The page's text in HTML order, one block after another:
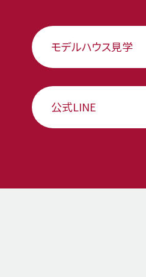
モデルハウス見学
公式LINE